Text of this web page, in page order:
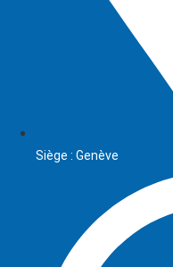
Siège : Genève